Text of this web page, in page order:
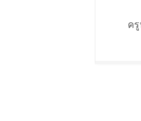
ค